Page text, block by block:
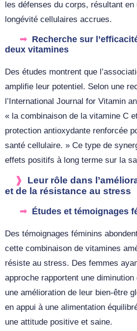
les défenses du corps, résultant en
longévité cellulaires accrues.
Recherche sur
deux vitamines
Des études montrent que
amplifie leur potentiel. Selon une
l’International Journal for Vitamin
« la combinaison de la vitamine C
protection antioxydante renforcée
santé cellulaire. » Ce type de
effets positifs à long terme sur la
Leur rôle dans
et de la résistance au stress
Études et témoignages
Des témoignages féminins
cette combinaison de vitamines
résiste au stress. Des femmes
approche rapportent une
une amélioration de leur bien-être
en appui à une alimentation
une attitude positive et saine.